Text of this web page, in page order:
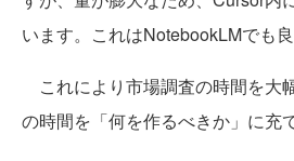
います。これはNotebookLMでも
これにより市場調査の時間を大
の時間を「何を作るべきか」に充